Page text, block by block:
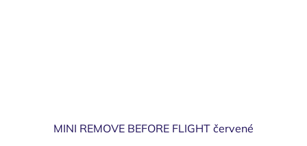
MINI REMOVE BEFORE FLIGHT červené